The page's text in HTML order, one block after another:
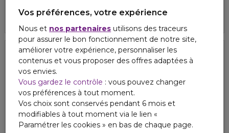
4.7 3
Exclusivité
34%
Exclusivité
Vos préférences, votre expérience
Nous et nos partenaires utilisons des traceurs
pour assurer le bon fonctionnement de notre site,
améliorer votre expérience, personnaliser les
contenus et vous proposer des offres adaptées à
vos envies.
Vous gardez le contrôle : vous pouvez changer
vos préférences à tout moment.
Vos choix sont conservés pendant 6 mois et
modifiables à tout moment via le lien «
Paramétrer les cookies » en bas de chaque page.